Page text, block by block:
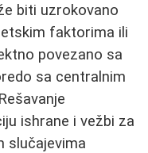
biti uzrokovano
faktorima ili
povezano sa
sa centralnim
ishrane i vežbi za
slučajevima